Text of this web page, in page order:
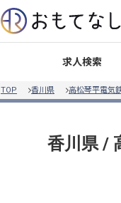
求人検索
TOP 香川県 高松琴平電気
香川県 /